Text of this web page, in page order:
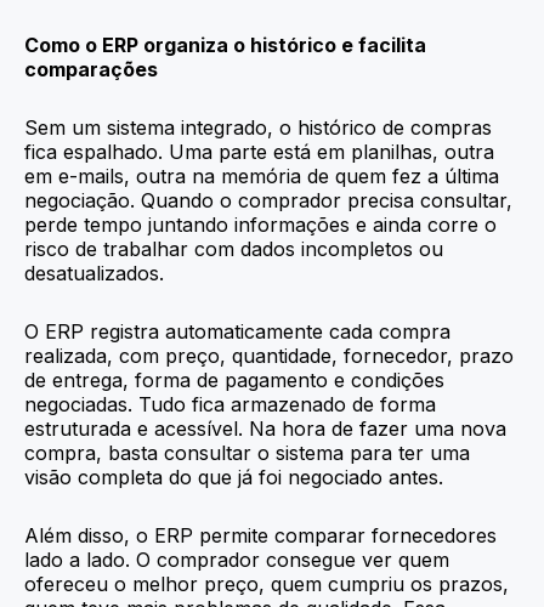
Como o ERP organiza o histórico e facilita
comparações
Sem um sistema integrado, o histórico de compras
fica espalhado. Uma parte está em planilhas, outra
em e-mails, outra na memória de quem fez a última
negociação. Quando o comprador precisa consultar,
perde tempo juntando informações e ainda corre o
risco de trabalhar com dados incompletos ou
desatualizados.
O ERP registra automaticamente cada compra
realizada, com preço, quantidade, fornecedor, prazo
de entrega, forma de pagamento e condições
negociadas. Tudo fica armazenado de forma
estruturada e acessível. Na hora de fazer uma nova
compra, basta consultar o sistema para ter uma
visão completa do que já foi negociado antes.
Além disso, o ERP permite comparar fornecedores
lado a lado. O comprador consegue ver quem
ofereceu o melhor preço, quem cumpriu os prazos,